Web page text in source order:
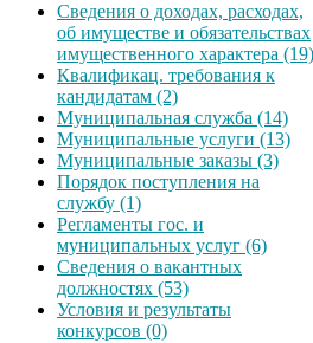
Сведения о доходах, расходах,
об имуществе и обязательствах
имущественного характера (19)
Квалификац. требования к
кандидатам (2)
Муниципальная служба (14)
Муниципальные услуги (13)
Муниципальные заказы (3)
Порядок поступления на
службу (1)
Регламенты гос. и
муниципальных услуг (6)
Сведения о вакантных
должностях (53)
Условия и результаты
конкурсов (0)